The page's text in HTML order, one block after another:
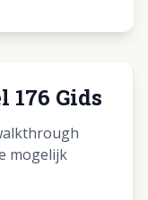
176 Gids
mogelijk